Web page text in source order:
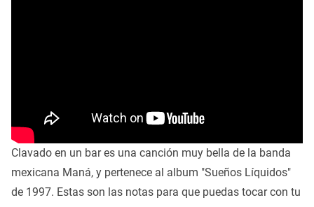
Clavado en un bar es una canción muy bella de la banda
mexicana Maná, y pertenece al album "Sueños Líquidos"
de 1997. Estas son las notas para que puedas tocar con tu